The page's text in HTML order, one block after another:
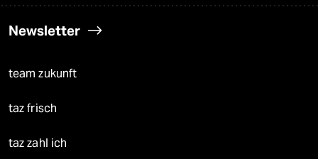
Newsletter
team zukunft
taz frisch
taz zahl ich